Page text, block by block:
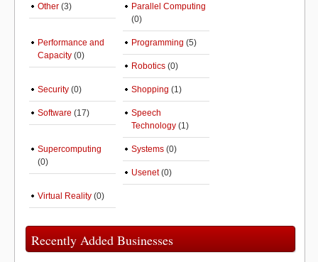
Other (3)
Parallel Computing
(0)
Performance and
Capacity (0)
Programming (5)
Robotics (0)
Security (0) Shopping (1)
Software (17)
Speech
Technology (1)
Supercomputing
(0)
Systems (0)
Usenet(0)
Virtual Reality (0)
Recently Added Businesses